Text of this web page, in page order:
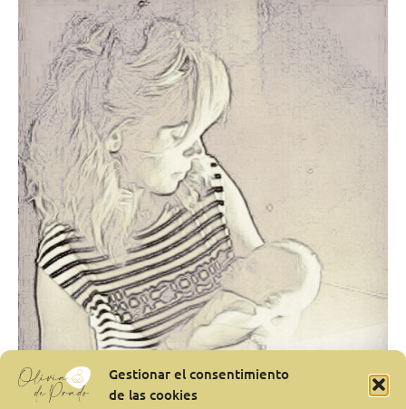
Gestionar el consentimiento
de las cookies
el
corazón…»